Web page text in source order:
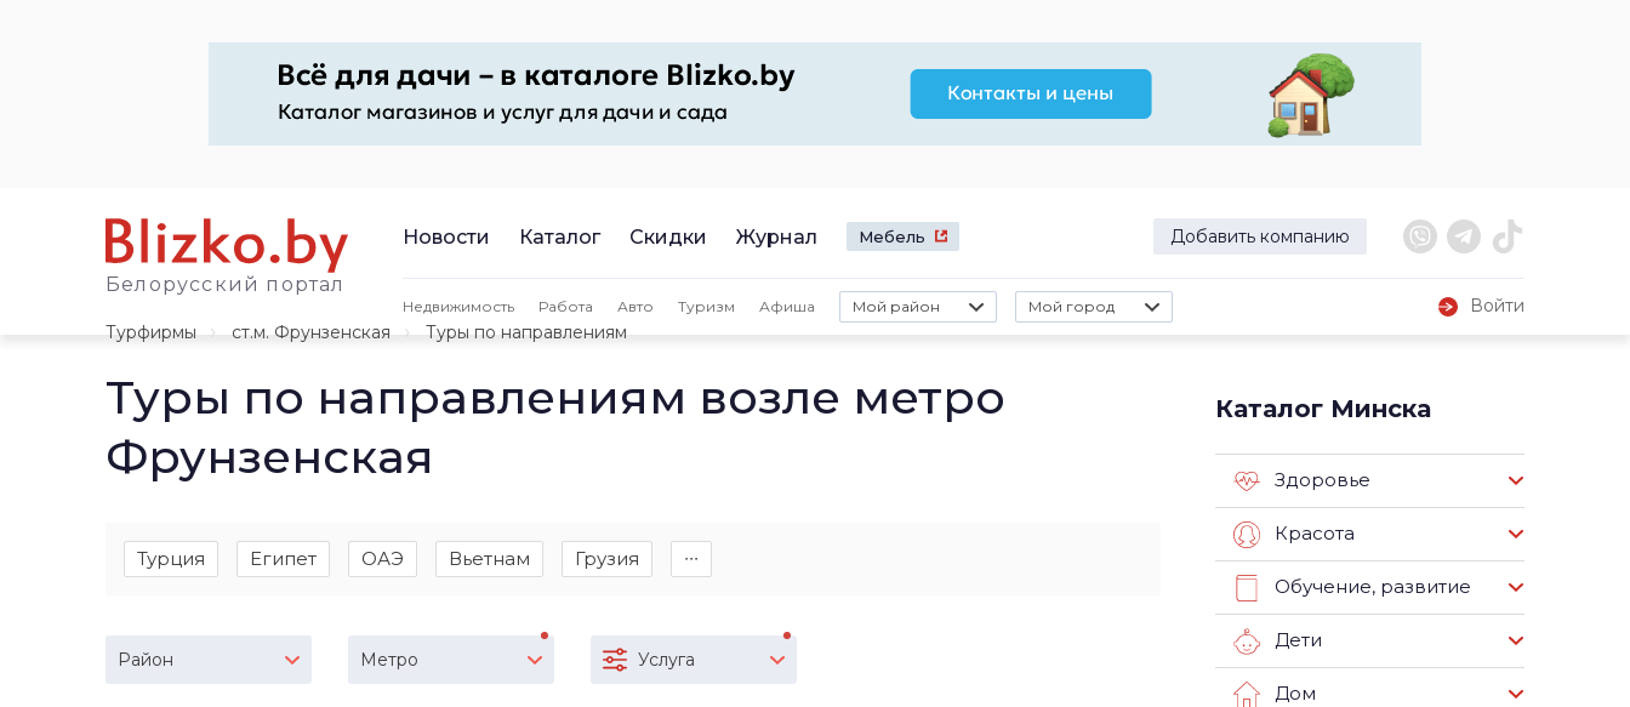
Белорусский портал
Новости Каталог Скидки Журнал Мебель Добавить компанию
Недвижимость Работа Авто Туризм Афиша Мой район Мой город
Войти
Турфирмы
ст.м. Фрунзенская Туры по направлениям
Туры по направлениям возле метро
Фрунзенская
Турция Египет ОАЭ Вьетнам Грузия ∙∙∙
Район Метро Услуга
Каталог Минска
Здоровье
Красота
Обучение, развитие
Дети
Дом